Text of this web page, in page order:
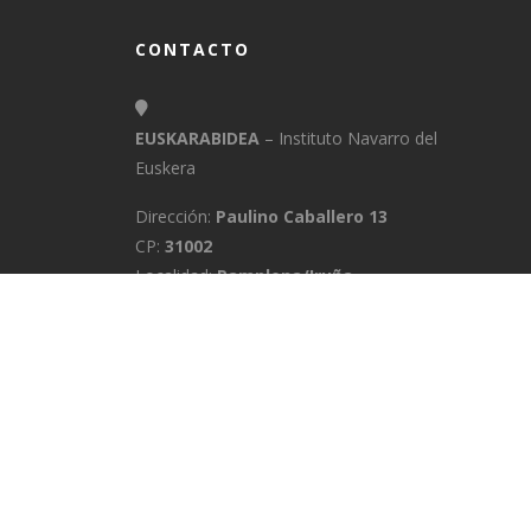
CONTACTO
EUSKARABIDEA – Instituto Navarro del
Euskera
Dirección: Paulino Caballero 13
CP: 31002
Localidad:Pamplona/Iruña